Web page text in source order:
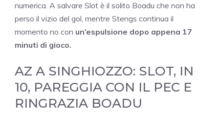
numerica. A salvare Slot è il solito Boadu che non ha
perso il vizio del gol, mentre Stengs continua il
momento no con un’espulsione dopo appena 17
minuti di gioco.
AZ A SINGHIOZZO: SLOT, IN
10, PAREGGIA CON IL PEC E
RINGRAZIA BOADU